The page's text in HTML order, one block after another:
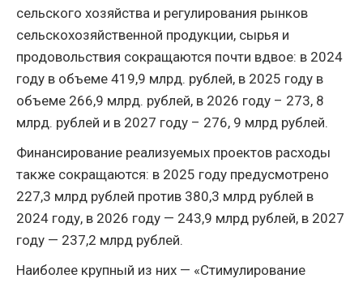
сельского хозяйства и регулирования рынков
сельскохозяйственной продукции, сырья и
продовольствия сокращаются почти вдвое: в 2024
году в объеме 419,9 млрд. рублей, в 2025 году в
объеме 266,9 млрд. рублей, в 2026 году – 273, 8
млрд. рублей и в 2027 году – 276, 9 млрд рублей.
Финансирование реализуемых проектов расходы
также сокращаются: в 2025 году предусмотрено
227,3 млрд рублей против 380,3 млрд рублей в
2024 году, в 2026 году — 243,9 млрд рублей, в 2027
году — 237,2 млрд рублей.
Наиболее крупный из них — «Стимулирование